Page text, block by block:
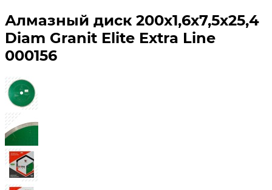
Алмазный диск 200х1,6х7,5х25,4
Diam Granit Elite Extra Line
000156